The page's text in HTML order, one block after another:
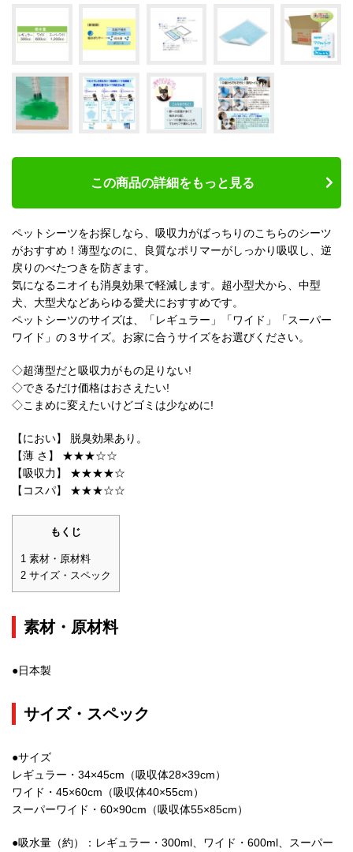
この商品の詳細をもっと見る
ペットシーツをお探しなら、吸収力がばっちりのこちらのシーツ
がおすすめ！薄型なのに、良質なポリマーがしっかり吸収し、逆
戻りのべたつきを防ぎます。
気になるニオイも消臭効果で軽減します。超小型犬から、中型
犬、大型犬などあらゆる愛犬におすすめです。
ペットシーツのサイズは、「レギュラー」「ワイド」「スーパー
ワイド」の３サイズ。お家に合うサイズをお選びください。
◇超薄型だと吸収力がもの足りない!
◇できるだけ価格はおさえたい!
◇こまめに変えたいけどゴミは少なめに!
【におい】 脱臭効果あり。
【薄 さ】 ★★★☆☆
【吸収力】 ★★★★☆
【コスパ】 ★★★☆☆
もくじ
1 素材・原材料
2 サイズ・スペック
素材・原材料
●日本製
サイズ・スペック
●サイズ
レギュラー・34×45cm（吸収体28×39cm）
ワイド・45×60cm（吸収体40×55cm）
スーパーワイド・60×90cm（吸収体55×85cm）
●吸水量（約）：レギュラー・300ml、ワイド・600ml、スーパー